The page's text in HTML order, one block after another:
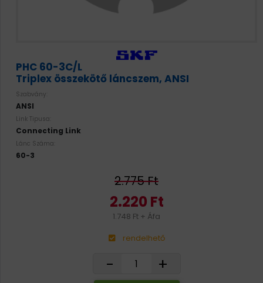
PHC 60-3C/L
Triplex összekötő láncszem, ANSI
Szabvány:
ANSI
Link Tipusa:
Connecting Link
Lánc Száma:
60-3
2.775 Ft
2.220 Ft
1.748 Ft + Áfa
rendelhető
- +